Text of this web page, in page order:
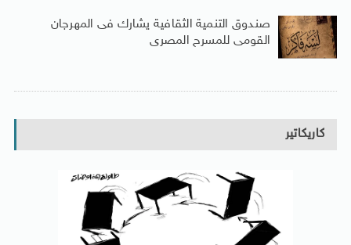
صندوق التنمية الثقافية يشارك فى المهرجان
القومى للمسرح المصرى
كاريكاتير